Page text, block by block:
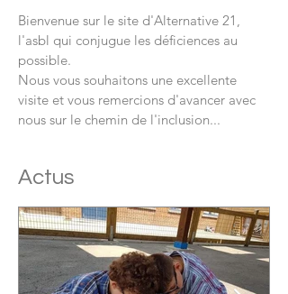
Bienvenue sur le site d'Alternative 21,
l'asbl qui conjugue les déficiences au
possible.
Nous vous souhaitons une excellente
visite et vous remercions d'avancer avec
nous sur le chemin de l'inclusion...
Actus